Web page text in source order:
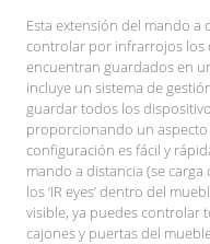
Esta extensión del mando a
controlar por infrarrojos los
encuentran guardados en
incluye un sistema de
guardar todos los
proporcionando un
configuración es fácil y
mando a distancia (se
los ‘IR eyes’ dentro del
visible, ya puedes controlar
cajones y puertas del